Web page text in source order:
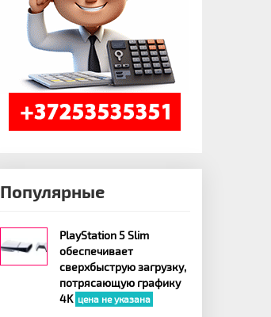
Популярные
PlayStation 5 Slim
обеспечивает
сверхбыструю загрузку,
потрясающую графику
4K цена не указана